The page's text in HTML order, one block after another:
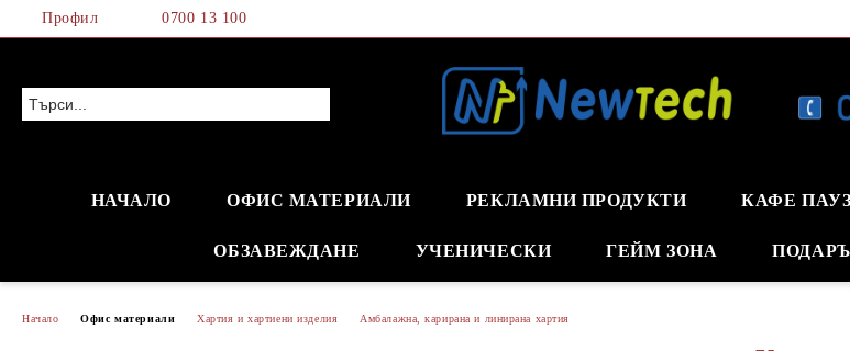
Профил 0700 13 100
НАЧАЛО ОФИС МАТЕРИАЛИ РЕКЛАМНИ ПРОДУКТИ КАФЕ
ОБЗАВЕЖДАНЕ УЧЕНИЧЕСКИ ГЕЙМ ЗОНА
Начало Офис материали Хартия и хартиени изделия Амбалажна, карирана и линирана хартия